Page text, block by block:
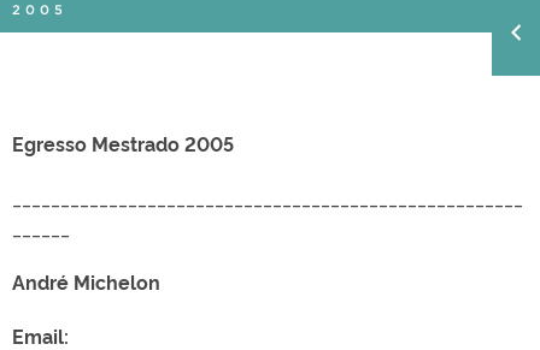
2005
Egresso Mestrado 2005
André Michelon
Email: